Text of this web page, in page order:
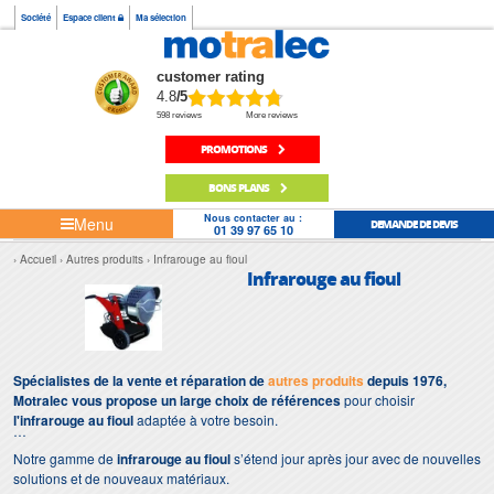
Société Espace client Ma sélection
customer rating
4.8/5
598 reviews More reviews
PROMOTIONS
BONS PLANS
Menu Nous contacter au :
01 39 97 65 10 DEMANDE DE DEVIS
Accueil Autres produits Infrarouge au fioul
Infrarouge au fioul
Spécialistes de la vente et réparation deautres produits depuis 1976,
Motralec vous propose un large choix de référencespour choisir
l'infrarouge au fiouladaptée à votre besoin.
Notre gamme deinfrarouge au fiouls’étend jour après jour avec de nouvelles
solutions et de nouveaux matériaux.